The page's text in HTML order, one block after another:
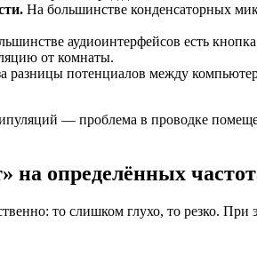
На большинстве конденсаторных
аудиоинтерфейсов есть
от комнаты.
разницы потенциалов между
— проблема в проводке
на определённых
то слишком глухо, то резко. При